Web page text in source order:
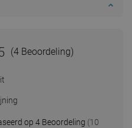
(4 Beoordeling)
op 4 Beoordeling (10